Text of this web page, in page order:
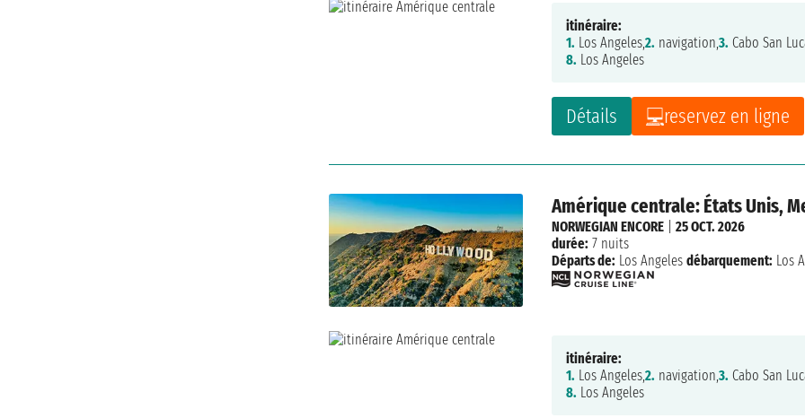
Détails reservez en ligne
itinéraire:
1. Los Angeles,2. navigation,3. Cabo San
8. Los Angeles
Amérique centrale: États Unis,
NORWEGIAN ENCORE |25 OCT. 2026
durée: 7 nuits
Départs de: Los Angeles débarquement: Los
itinéraire:
1. Los Angeles,2. navigation,3. Cabo San
8. Los Angeles